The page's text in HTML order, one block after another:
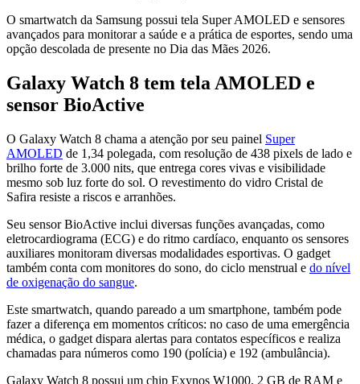
O smartwatch da Samsung possui tela Super AMOLED e sensores
avançados para monitorar a saúde e a prática de esportes, sendo uma
opção descolada de presente no Dia das Mães 2026.
Galaxy Watch 8 tem tela AMOLED e
sensor BioActive
O Galaxy Watch 8 chama a atenção por seu painel Super
AMOLED de 1,34 polegada, com resolução de 438 pixels de lado e
brilho forte de 3.000 nits, que entrega cores vivas e visibilidade
mesmo sob luz forte do sol. O revestimento do vidro Cristal de
Safira resiste a riscos e arranhões.
Seu sensor BioActive inclui diversas funções avançadas, como
eletrocardiograma (ECG) e do ritmo cardíaco, enquanto os sensores
auxiliares monitoram diversas modalidades esportivas. O gadget
também conta com monitores do sono, do ciclo menstrual e do nível
de oxigenação do sangue.
Este smartwatch, quando pareado a um smartphone, também pode
fazer a diferença em momentos críticos: no caso de uma emergência
médica, o gadget dispara alertas para contatos específicos e realiza
chamadas para números como 190 (polícia) e 192 (ambulância).
Galaxy Watch 8 possui um chip Exynos W1000, 2 GB de RAM e